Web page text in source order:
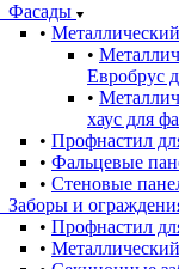
Фасады
Евробрус
хаус для
Профнастил
Фальцевые
Стеновые
Заборы и
Профнастил